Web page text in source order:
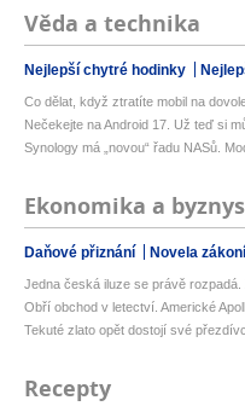
Věda a technika
Nejlepší chytré hodinky
Co dělat, když ztratíte mobil na
Nečekejte na Android 17. Už teď si
Synology má „novou“ řadu NASů.
Ekonomika a byznys
Daňové přiznání Novela
Jedna česká iluze se právě rozpadá.
Obří obchod v letectví. Americké
Tekuté zlato opět dostojí své
Recepty